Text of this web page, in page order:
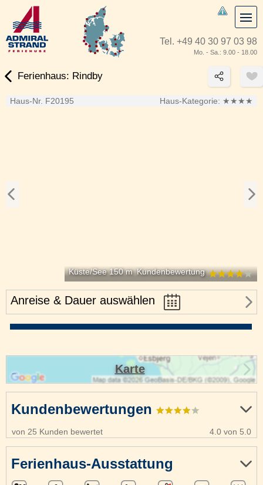
Tel. +49 40 30 97 03 98
Mo. - Sa.: 9.00 - 18.00
Ferienhaus: Rindby
Haus-Nr. F20195 Haus-Kategorie: ★★★★
Küste/See 150 m Kundenbewertung
Anreise & Dauer auswählen
Kundenbewertungen
von 25 Kunden bewertet 4.0 von 5.0
Ferienhaus-Ausstattung
Karte